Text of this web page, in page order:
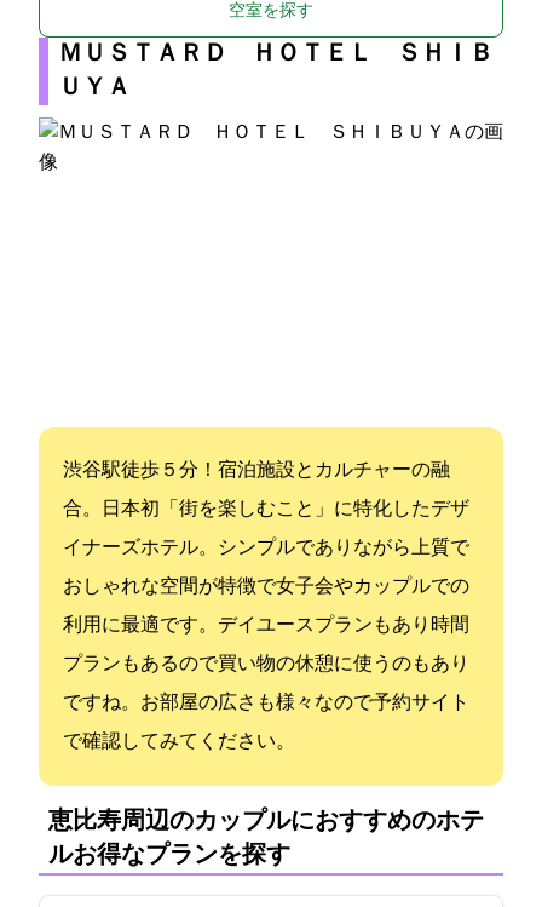
空室を探す
ＭＵＳＴＡＲＤ ＨＯＴＥＬ ＳＨＩＢ
ＵＹＡ
渋谷駅徒歩５分！宿泊施設とカルチャーの融
合。日本初「街を楽しむこと」に特化したデザ
イナーズホテル。シンプルでありながら上質で
おしゃれな空間が特徴で女子会やカップルでの
利用に最適です。デイユースプランもあり3時間
プランもあるので買い物の休憩に使うのもあり
ですね。お部屋の広さも様々なので予約サイト
で確認してみてください。
恵比寿周辺のカップルにおすすめのホテ
ル:お得なプランを探す